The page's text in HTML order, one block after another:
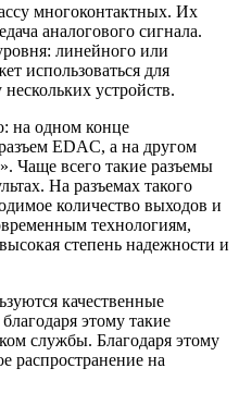
многоконтактных. Их
аналогового сигнала.
линейного или
использоваться для
устройств.
на одном конце
EDAC, а на другом
Чаще всего такие разъемы
На разъемах такого
количество выходов и
технологиям,
степень надежности и
качественные
этому такие
службы. Благодаря этому
распространение на